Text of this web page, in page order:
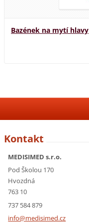
Bazének na mytí hlavy
Kontakt
MEDISIMED s.r.o.
Pod Školou 170
Hvozdná
763 10
737 584 879
info@medisimed.cz